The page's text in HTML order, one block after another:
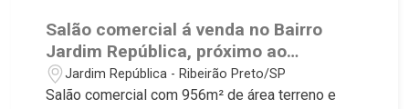
Salão comercial á venda no Bairro
Jardim República, próximo ao
Supermercado Savegnago - Ribeirão
Preto/SP.
Jardim República - Ribeirão Preto/SP
Salão comercial com 956m² de área terreno e